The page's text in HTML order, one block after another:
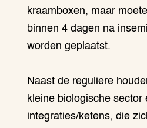
kraamboxen, maar
binnen 4 dagen na
worden geplaatst.
Naast de reguliere
kleine biologische sector
integraties/ketens, die